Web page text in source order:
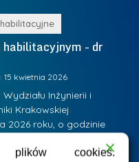
habilitacyjnym - dr
15 kwietnia 2026
Inżynierii i
Krakowskiej
2026 roku, o godzinie
W-35) odbędzie się
cookies.